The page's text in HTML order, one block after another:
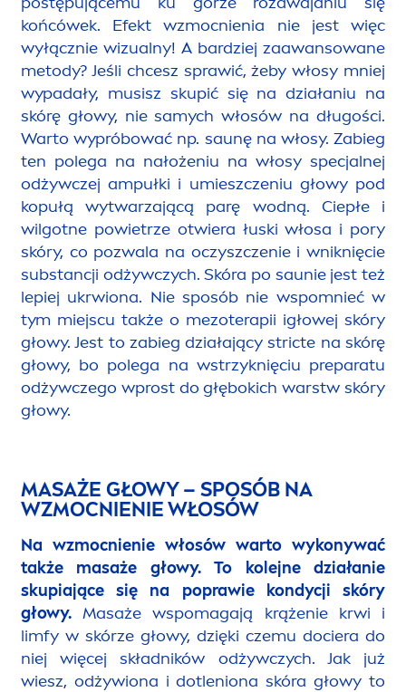
końcówek. Efekt wzmocnienia nie jest więc
wyłącznie wizualny! A bardziej zaawansowane
metody? Jeśli chcesz sprawić, żeby włosy mniej
wypadały, musisz skupić się na działaniu na
skórę głowy, nie samych włosów na długości.
Warto wypróbować np. saunę na włosy. Zabieg
ten polega na nałożeniu na włosy specjalnej
odżywczej ampułki i umieszczeniu głowy pod
kopułą wytwarzającą parę wodną. Ciepłe i
wilgotne powietrze otwiera łuski włosa i pory
skóry, co pozwala na oczyszczenie i wniknięcie
substancji odżywczych. Skóra po saunie jest też
lepiej ukrwiona. Nie sposób nie wspomnieć w
tym miejscu także o mezoterapii igłowej skóry
głowy. Jest to zabieg działający stricte na skórę
głowy, bo polega na wstrzyknięciu preparatu
odżywczego wprost do głębokich warstw skóry
głowy.
MASAŻE GŁOWY – SPOSÓB NA
WZMOCNIENIE WŁOSÓW
Na wzmocnienie włosów warto wykonywać
także masaże głowy.
To kolejne działanie
skupiające się na poprawie kondycji skóry
głowy.Masaże wspomagają krążenie krwi i
limfy w skórze głowy, dzięki czemu dociera do
niej więcej składników odżywczych. Jak już
wiesz, odżywiona i dotleniona skóra głowy to